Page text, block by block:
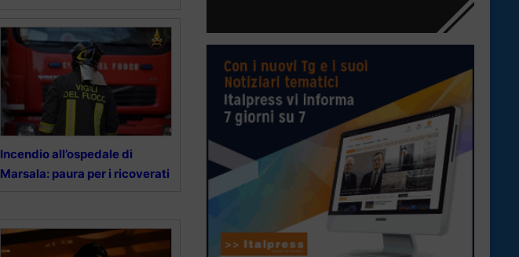
Incendio all’ospedale di
Marsala: paura per i ricoverati